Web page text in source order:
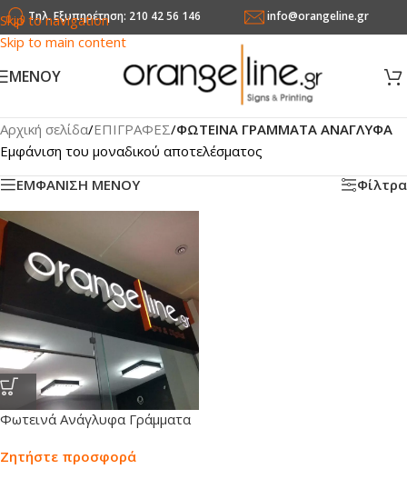
Skip to navigation
Skip to main content
Τηλ. Εξυπηρέτηση: 210 42 56 146 info@orangeline.gr
MENOY
Αρχική σελίδα/ΕΠΙΓΡΑΦΕΣ/ΦΩΤΕΙΝΑ ΓΡΑΜΜΑΤΑ ΑΝΑΓΛΥΦΑ
Εμφάνιση του μοναδικού αποτελέσματος
ΕΜΦΑΝΙΣΗ ΜΕΝΟΥ
Φίλτρα
Φωτεινά Ανάγλυφα Γράμματα
Ζητήστε προσφορά